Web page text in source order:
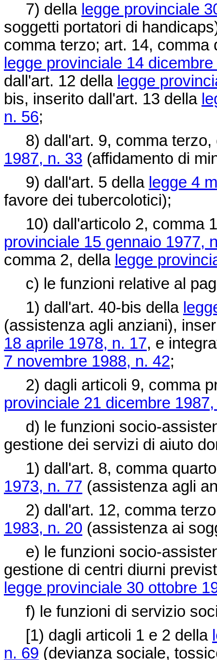
7) della legge provinciale
soggetti portatori di
comma terzo; art. 14, comma
legge provinciale 14
dall'art. 12 della legge
bis, inserito dall'art. 13 della
n. 56;
8) dall'art. 9, comma terzo,
1987, n. 33 (affidamento di
9) dall'art. 5 della legge 4
favore dei tubercolotici);
10) dall'articolo 2, comma
provinciale 15 gennaio 1977,
comma 2, della legge
c) le funzioni relative al
1) dall'art. 40-bis della
(assistenza agli anziani),
18 aprile 1978, n. 17, e
7 novembre 1988, n. 42;
2) dagli articoli 9, comma
provinciale 21 dicembre
d) le funzioni socio-
gestione dei servizi di aiuto
1) dall'art. 8, comma
1973, n. 77 (assistenza agli
2) dall'art. 12, comma
1983, n. 20 (assistenza ai
e) le funzioni socio-
gestione di centri diurni
legge provinciale 30 ottobre
f) le funzioni di servizio
[1) dagli articoli 1 e 2 della
n. 69 (devianza sociale,